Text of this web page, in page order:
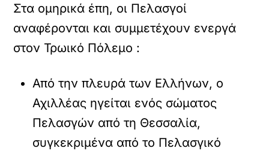
Στα ομηρικά έπη, οι Πελασγοί
αναφέρονται και συμμετέχουν ενεργά
στον Τρωικό Πόλεμο :
Από την πλευρά των Ελλήνων, ο
Αχιλλέας ηγείται ενός σώματος
Πελασγών από τη Θεσσαλία,
συγκεκριμένα από το Πελασγικό